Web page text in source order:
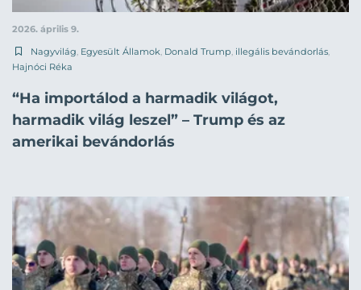
2026. április 9.
Nagyvilág, Egyesült Államok, Donald Trump, illegális bevándorlás,
Hajnóci Réka
“Ha importálod a harmadik világot,
harmadik világ leszel” – Trump és az
amerikai bevándorlás